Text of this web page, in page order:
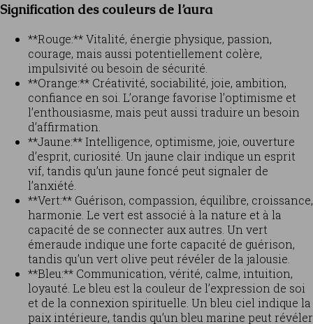
Signification des couleurs de l’aura
**Rouge:** Vitalité, énergie physique, passion,
courage, mais aussi potentiellement colère,
impulsivité ou besoin de sécurité.
**Orange:** Créativité, sociabilité, joie, ambition,
confiance en soi. L’orange favorise l’optimisme et
l’enthousiasme, mais peut aussi traduire un besoin
d’affirmation.
**Jaune:** Intelligence, optimisme, joie, ouverture
d’esprit, curiosité. Un jaune clair indique un esprit
vif, tandis qu’un jaune foncé peut signaler de
l’anxiété.
**Vert:** Guérison, compassion, équilibre, croissance,
harmonie. Le vert est associé à la nature et à la
capacité de se connecter aux autres. Un vert
émeraude indique une forte capacité de guérison,
tandis qu’un vert olive peut révéler de la jalousie.
**Bleu:** Communication, vérité, calme, intuition,
loyauté. Le bleu est la couleur de l’expression de soi
et de la connexion spirituelle. Un bleu ciel indique la
paix intérieure, tandis qu’un bleu marine peut révéler